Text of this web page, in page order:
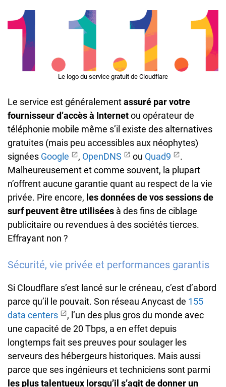
Le logo du service gratuit de Cloudflare
Le service est généralementassuré par votre
fournisseur d’accès à Internetou opérateur de
téléphonie mobile même s’il existe des alternatives
gratuites (mais peu accessibles aux néophytes)
signées Google , OpenDNS ou Quad9
.
Malheureusement et comme souvent, la plupart
n’offrent aucune garantie quant au respect de la vie
privée. Pire encore, les données de vos sessions de
surf peuvent être utilisées à des fins de ciblage
publicitaire ou revendues à des sociétés tierces.
Effrayant non ?
Sécurité, vie privée et performances garantis
Si Cloudflare s’est lancé sur le créneau, c’est d’abord
parce qu’il le pouvait. Son réseau Anycast de 155
data centers
, l’un des plus gros du monde avec
une capacité de 20 Tbps, a en effet depuis
longtemps fait ses preuves pour soulager les
serveurs des hébergeurs historiques. Mais aussi
parce que ses ingénieurs et techniciens sont parmi
les plus talentueux lorsqu’il s’agit de donner un